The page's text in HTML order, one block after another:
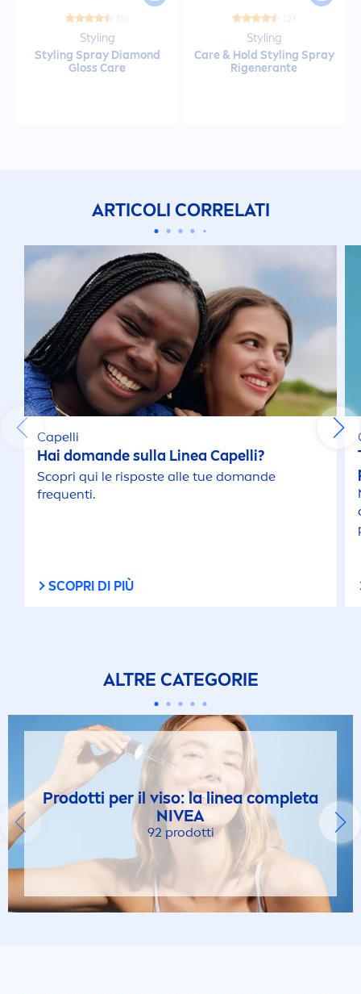
Styling
Styling Spray Diamond
GlossCare
Styling
Care& Hold Styling Spray
Rigenerante
ARTICOLI CORRELATI
Capelli
Hai domande sulla Linea Capelli?
Scopri qui le risposte alle tue domande
frequenti.
SCOPRI DI PIÙ
ALTRE CATEGORIE
Prodotti per il viso: la linea completa
NIVEA
92 prodotti